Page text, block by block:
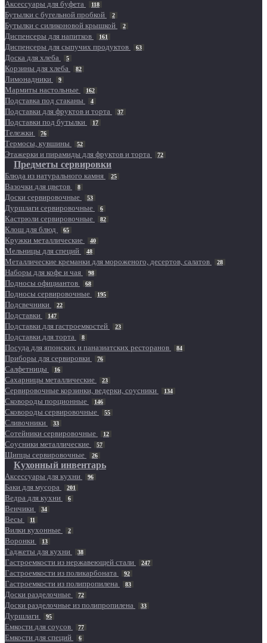
Аксессуары для буфета 118
Бутылки с бугельной пробкой 2
Бутылки с силиконовой крышкой 2
Диспенсеры для напитков 161
Диспенсеры для сыпучих продуктов 63
Доска для хлеба 5
Корзины для хлеба 82
Лимонадники 9
Мармиты настольные 162
Подставка под стаканы 4
Подставки для фруктов и торта 37
Подставки под бутылки 17
Тележки 76
Термосы, кувшины 52
Этажерки и пирамиды для фруктов и торта 72
Предметы сервировки
Блюда из натурального камня 25
Вазочки для цветов 8
Доски сервировочные 53
Дуршлаги сервировочные 6
Кастрюли сервировочные 82
Клош для блюд 65
Кружки металлические 40
Мельницы для специй 48
Металлические креманки для мороженого, десертов, салатов 28
Наборы для кофе и чая 98
Подносы официантов 68
Подносы сервировочные 195
Подсвечники 22
Подставки 147
Подставки для гастроемкостей 23
Подставки для торта 8
Посуда для японских и паназиатских ресторанов 84
Приборы для сервировки 76
Салфетницы 16
Сахарницы металлические 23
Сервировочные корзинки, ведерки, соусники 134
Сковороды порционные 146
Сковороды сервировочные 55
Сливочники 33
Сотейники сервировочные 12
Соусники металлические 57
Щипцы сервировочные 26
Кухонный инвентарь
Аксессуары для кухни 96
Баки для мусора 201
Ведра для кухни 6
Венчики 34
Весы 11
Вилки кухонные 2
Воронки 13
Гаджеты для кухни 38
Гастроемкости из нержавеющей стали 247
Гастроемкости из поликарбоната 92
Гастроемкости из полипропилена 83
Доски разделочные 72
Доски разделочные из полипропилена 33
Дуршлаги 95
Емкости для соусов 77
Емкости для специй 6